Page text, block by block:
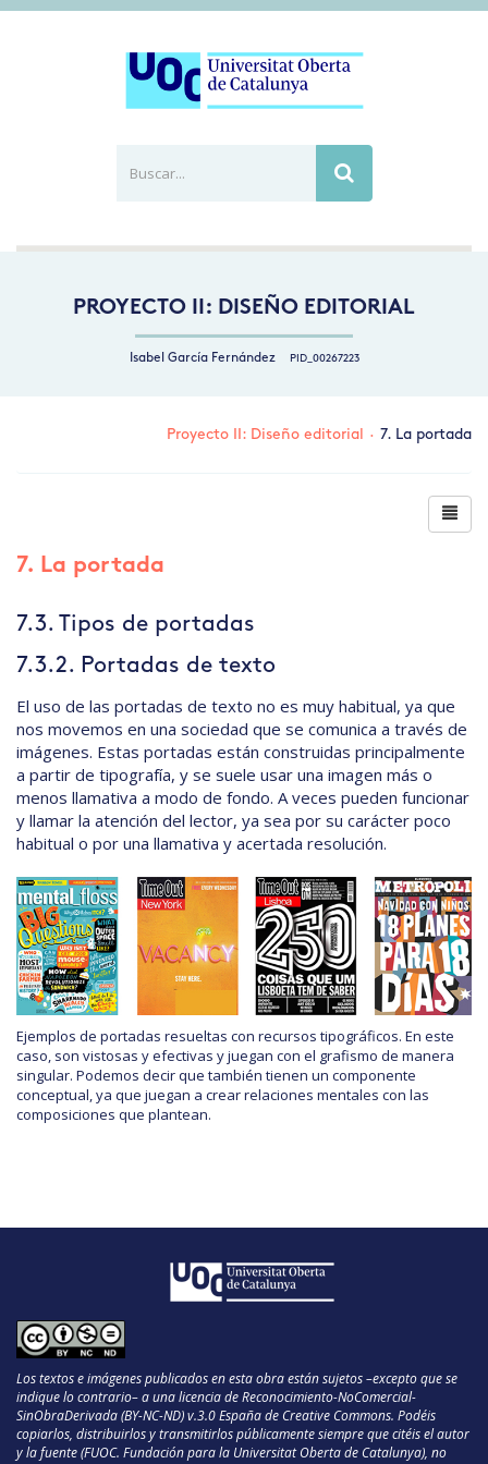
PROYECTO II: DISEÑO EDITORIAL
Isabel García Fernández PID_00267223
Proyecto II: Diseño editorial · 7. La portada
7. La portada
7.3. Tipos de portadas
7.3.2. Portadas de texto
El uso de las portadas de texto no es muy habitual, ya que
nos movemos en una sociedad que se comunica a través de
imágenes. Estas portadas están construidas principalmente
a partir de tipografía, y se suele usar una imagen más o
menos llamativa a modo de fondo. A veces pueden funcionar
y llamar la atención del lector, ya sea por su carácter poco
habitual o por una llamativa y acertada resolución.
Ejemplos de portadas resueltas con recursos tipográficos. En este
caso, son vistosas y efectivas y juegan con el grafismo de manera
singular. Podemos decir que también tienen un componente
conceptual, ya que juegan a crear relaciones mentales con las
composiciones que plantean.
Los textos e imágenes publicados en esta obra están sujetos –excepto que se
indique lo contrario– a una licencia de Reconocimiento-NoComercial-
SinObraDerivada (BY-NC-ND) v.3.0 España de Creative Commons. Podéis
copiarlos, distribuirlos y transmitirlos públicamente siempre que citéis el autor
y la fuente (FUOC. Fundación para la Universitat Oberta de Catalunya), no